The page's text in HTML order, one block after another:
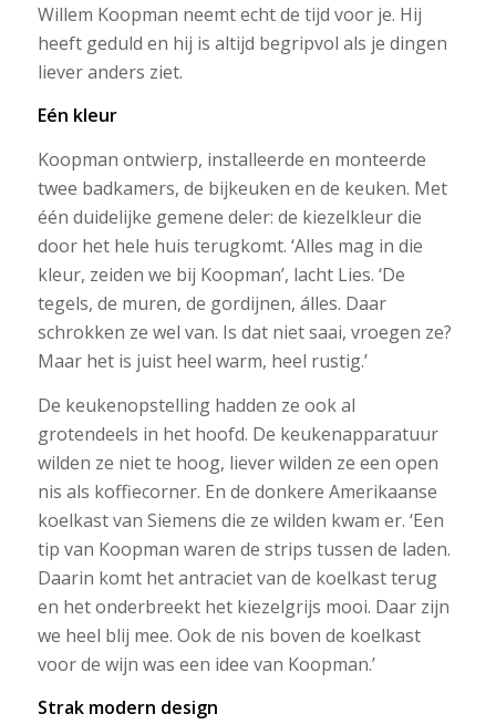
Willem Koopman neemt echt de tijd voor je. Hij
heeft geduld en hij is altijd begripvol als je dingen
liever anders ziet.
Eén kleur
Koopman ontwierp, installeerde en monteerde
twee badkamers, de bijkeuken en de keuken. Met
één duidelijke gemene deler: de kiezelkleur die
door het hele huis terugkomt. ‘Alles mag in die
kleur, zeiden we bij Koopman’, lacht Lies. ‘De
tegels, de muren, de gordijnen, álles. Daar
schrokken ze wel van. Is dat niet saai, vroegen ze?
Maar het is juist heel warm, heel rustig.’
De keukenopstelling hadden ze ook al
grotendeels in het hoofd. De keukenapparatuur
wilden ze niet te hoog, liever wilden ze een open
nis als koffiecorner. En de donkere Amerikaanse
koelkast van Siemens die ze wilden kwam er. ‘Een
tip van Koopman waren de strips tussen de laden.
Daarin komt het antraciet van de koelkast terug
en het onderbreekt het kiezelgrijs mooi. Daar zijn
we heel blij mee. Ook de nis boven de koelkast
voor de wijn was een idee van Koopman.’
Strak modern design